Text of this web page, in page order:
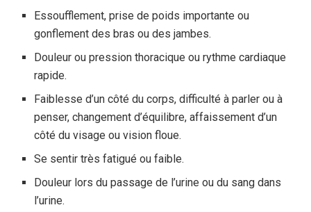
Essoufflement, prise de poids importante ou
gonflement des bras ou des jambes.
Douleur ou pression thoracique ou rythme cardiaque
rapide.
Faiblesse d’un côté du corps, difficulté à parler ou à
penser, changement d’équilibre, affaissement d’un
côté du visage ou vision floue.
Se sentir très fatigué ou faible.
Douleur lors du passage de l’urine ou du sang dans
l’urine.